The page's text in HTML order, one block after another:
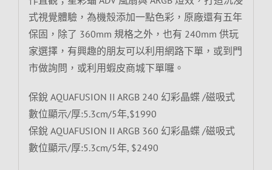
式視覺體驗，為機殼添加一點色彩，原廠還有五年
保固，除了 360mm 規格之外，也有 240mm 供玩
家選擇，有興趣的朋友可以利用網路下單，或到門
市做詢問，或利用蝦皮商城下單囉。
保銳 AQUAFUSION II ARGB 240 幻彩晶蝶 /磁吸式
數位顯示/厚:5.3cm/5年,$1990
保銳 AQUAFUSION II ARGB 360 幻彩晶蝶 /磁吸式
數位顯示/厚:5.3cm/5年, $2490